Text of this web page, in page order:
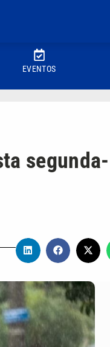
EVENTOS
segunda-